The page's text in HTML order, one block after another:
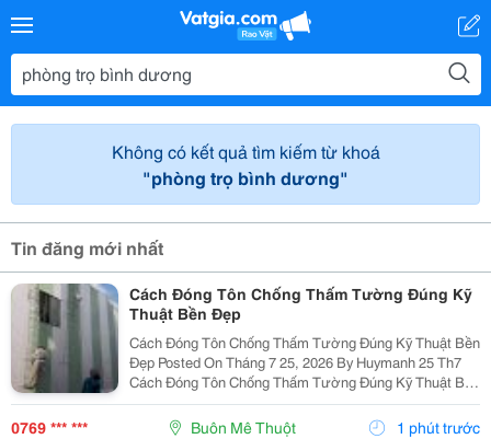
Không có kết quả tìm kiếm từ khoá
"phòng trọ bình dương"
Tin đăng mới nhất
Cách Đóng Tôn Chống Thấm Tường Đúng Kỹ
Thuật Bền Đẹp
Cách Đóng Tôn Chống Thấm Tường Đúng Kỹ Thuật Bền
Đẹp Posted On Tháng 7 25, 2026 By Huymanh 25 Th7
Cách Đóng Tôn Chống Thấm Tường Đúng Kỹ Thuật Bền
Đẹp Thấm Dột Tường Nhà, Đặc Biệt Là Khu Vực
Tường Hông Và Khe Giáp Ranh Giữa Hai...
0769 *** *** Buôn Mê Thuột 1 phút trước